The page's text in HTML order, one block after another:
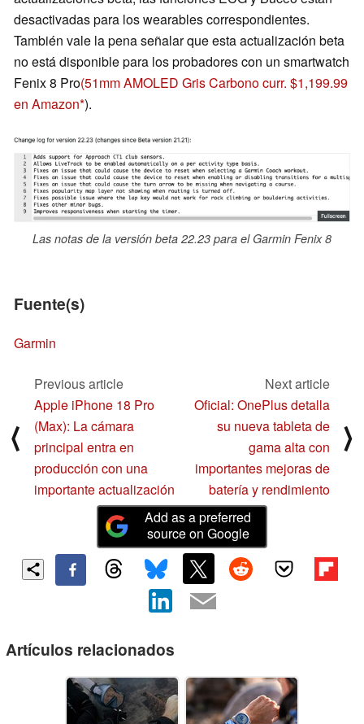
desactivadas para los wearables correspondientes.
También vale la pena señalar que esta actualización beta
no está disponible para los probadores con un smartwatch
Fenix 8 Pro(51mm AMOLED Gris Carbono curr. $1,199.99
en Amazon ).
Las notas de la versión beta 22.23 para el Garmin Fenix 8
Fuente(s)
Garmin
⟨
Previous article
Apple iPhone 18 Pro
(Max): La cámara
principal entra en
producción con una
importante actualización
Next article
Oficial: OnePlus detalla
su nueva tableta de
gama alta con
importantes mejoras de
batería y rendimiento
⟩
Add as a preferred
source on Google
Artículos relacionados